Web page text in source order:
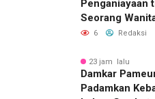
Penganiayaan
Seorang
Ditangkap Polisi
6 Redaksi
23 jam lalu
Damkar
Padamkan